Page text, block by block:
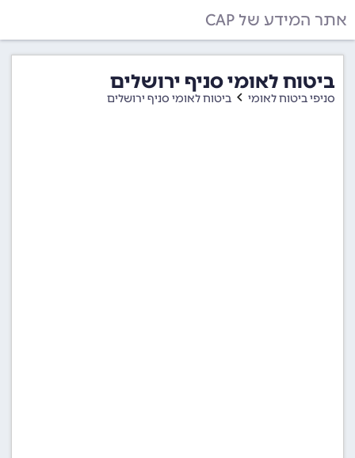
אתר המידע של CAP
ביטוח לאומי סניף ירושלים
סניפי ביטוח לאומי ביטוח לאומי סניף ירושלים